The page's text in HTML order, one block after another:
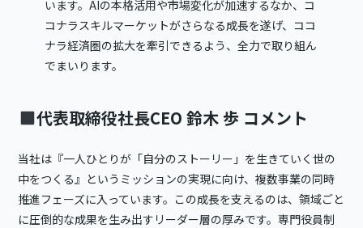
います。AIの本格活用や市場変化が加速するなか、コ
コナラスキルマーケットがさらなる成長を遂げ、ココ
ナラ経済圏の拡大を牽引できるよう、全力で取り組ん
でまいります。
代表取締役社長CEO 鈴木 歩 コメント
当社は『一人ひとりが「自分のストーリー」を生きていく世の
中をつくる』というミッションの実現に向け、複数事業の同時
推進フェーズに入っています。この成長を支えるのは、領域ごと
に圧倒的な成果を生み出すリーダー層の厚みです。専門役員制